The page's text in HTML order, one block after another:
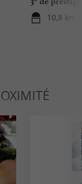
10,8 km